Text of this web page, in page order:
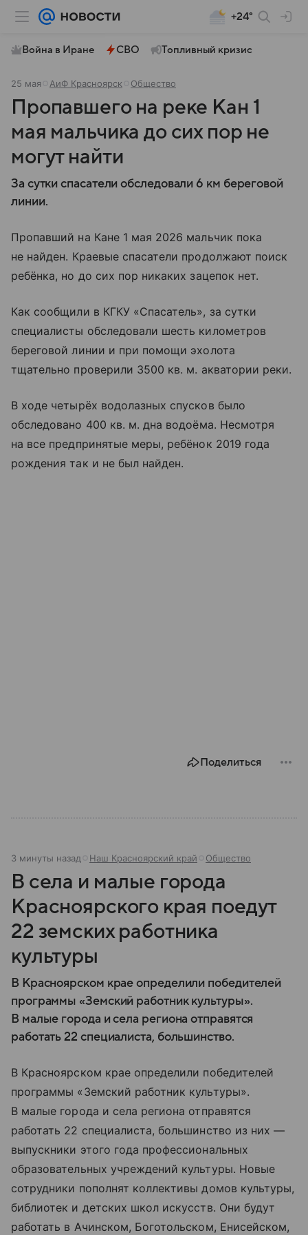
+24°
Война в Иране СВО Топливный кризис
25 мая АиФ Красноярск Общество
Пропавшего на реке Кан 1
мая мальчика до сих пор не
могут найти
За сутки спасатели обследовали 6 км береговой
линии.
Пропавший на Кане 1 мая 2026 мальчик пока
не найден. Краевые спасатели продолжают поиск
ребёнка, но до сих пор никаких зацепок нет.
Как сообщили в КГКУ «Спасатель», за сутки
специалисты обследовали шесть километров
береговой линии и при помощи эхолота
тщательно проверили 3500 кв. м. акватории реки.
В ходе четырёх водолазных спусков было
обследовано 400 кв. м. дна водоёма. Несмотря
на все предпринятые меры, ребёнок 2019 года
рождения так и не был найден.
Поделиться
3 минуты назад Наш Красноярский край Общество
В села и малые города
Красноярского края поедут
22 земских работника
культуры
В Красноярском крае определили победителей
программы «Земский работник культуры».
В малые города и села региона отправятся
работать 22 специалиста, большинство.
В Красноярском крае определили победителей
программы «Земский работник культуры».
В малые города и села региона отправятся
работать 22 специалиста, большинство из них —
выпускники этого года профессиональных
образовательных учреждений культуры. Новые
сотрудники пополнят коллективы домов культуры,
библиотек и детских школ искусств. Они будут
работать в Ачинском, Боготольском, Енисейском,